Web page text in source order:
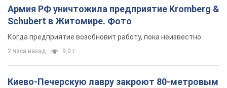
Армия РФ уничтожила предприятие Kromberg &
Schubert в Житомире. Фото
Когда предприятие возобновит работу, пока неизвестно
2 часа назад 9,0 т.
Киево-Печерскую лавру закроют 80-метровым